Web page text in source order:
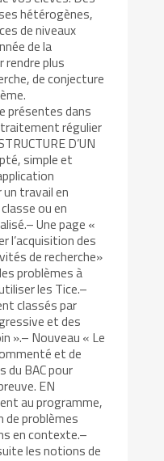
hétérogènes,
de niveaux
de la
rendre plus
de conjecture
présentes dans
régulier
D’UN
simple et
travail en
ou en
Une page «
l’acquisition des
de recherche»
problèmes à
les Tice.–
classés par
et des
».– Nouveau « Le
et de
du BAC pour
EN
au programme,
de problèmes
en contexte.–
les notions de